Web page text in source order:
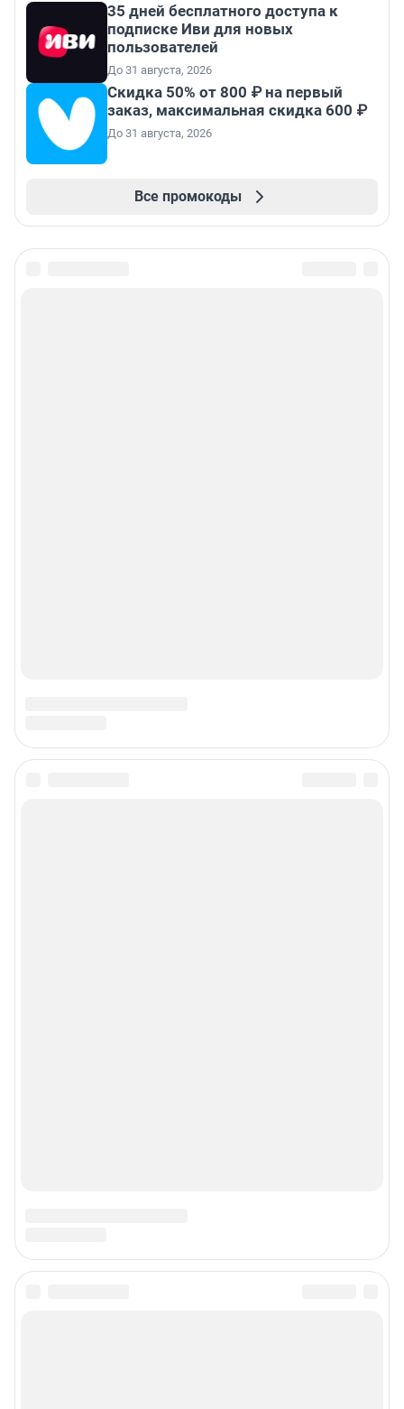
35 дней бесплатного доступа к
подписке Иви для новых
пользователей
До 31 августа, 2026
Скидка 50% от 800 ₽ на первый
заказ, максимальная скидка 600 ₽
До 31 августа, 2026
Все промокоды